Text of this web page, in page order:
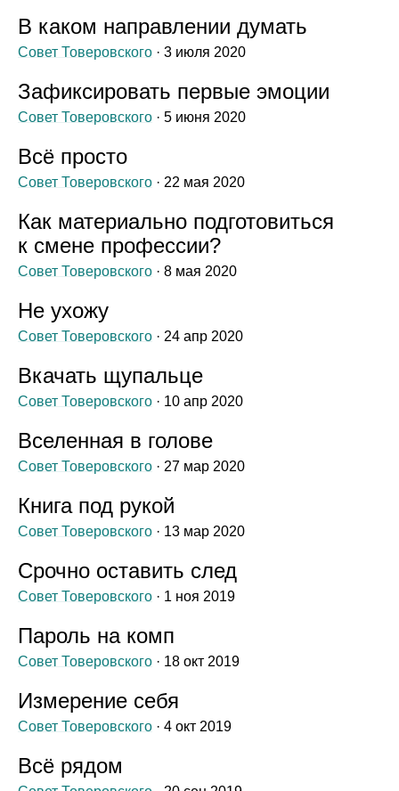
В каком направлении думать
Совет Товеровского · 3 июля 2020
Зафиксировать первые эмоции
Совет Товеровского · 5 июня 2020
Всё просто
Совет Товеровского · 22 мая 2020
Как материально подготовиться
к смене профессии?
Совет Товеровского · 8 мая 2020
Не ухожу
Совет Товеровского · 24 апр 2020
Вкачать щупальце
Совет Товеровского · 10 апр 2020
Вселенная в голове
Совет Товеровского · 27 мар 2020
Книга под рукой
Совет Товеровского · 13 мар 2020
Срочно оставить след
Совет Товеровского · 1 ноя 2019
Пароль на комп
Совет Товеровского · 18 окт 2019
Измерение себя
Совет Товеровского · 4 окт 2019
Всё рядом